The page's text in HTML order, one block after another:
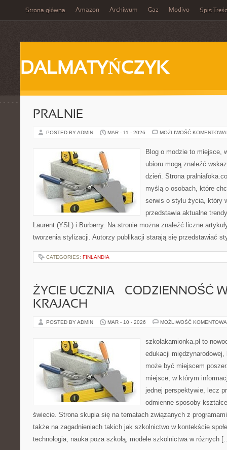
Strona główna Amazon Archiwum Gaz Modivo Spis
DALMATYŃCZYK
PRALNIE
POSTED BY ADMIN MAR - 11 - 2026 MOŻLIWOŚĆ
Blog o modzie to miejsce,
ubioru mogą znaleźć
dzień. Strona
myślą o osobach, które
serwis o stylu życia, który
przedstawia aktualne
Laurent (YSL) i Burberry. Na stronie można znaleźć liczne
tworzenia stylizacji. Autorzy publikacji starają się przedstawiać
CATEGORIES: FINLANDIA
ŻYCIE UCZNIA – CODZIENNOŚĆ
KRAJACH
POSTED BY ADMIN MAR - 10 - 2026 MOŻLIWOŚĆ
szkolakamionka.pl to
edukacji
może być miejscem
miejsce, w którym
jednej perspektywie, lecz
odmienne sposoby
świecie. Strona skupia się na tematach związanych z
także na zagadnieniach takich jak szkolnictwo w kontekście
technologia, nauka poza szkołą, modele szkolnictwa w różnych